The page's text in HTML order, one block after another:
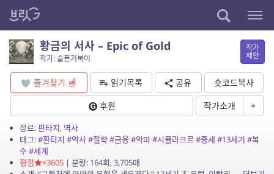
황금의 서사 – Epic of Gold
작가: 슬픈거북이
작가
제안
즐겨찾기 읽기목록 공유
숏코드복사
후원
작가소개 +
장르:판타지, 역사
태그:#환타지 #역사#철학#금융#악마#시뮬라크르#중세 #13세기 #복
수#세계
평점
×3605| 분량: 164회, 3,705매